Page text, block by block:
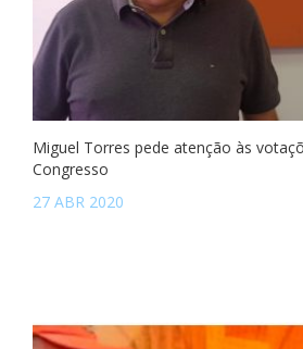
Miguel Torres pede atenção às
Congresso
27 ABR 2020